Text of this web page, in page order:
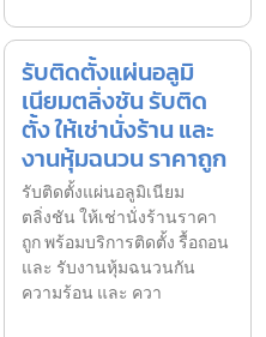
รับติดตั้งแผ่นอลูมิ
เนียมตลิ่งชัน รับติด
ตั้ง ให้เช่านั่งร้าน และ
งานหุ้มฉนวน ราคาถูก
รับติดตั้งแผ่นอลูมิเนียม
ตลิ่งชัน ให้เช่านั่งร้านราคา
ถูก พร้อมบริการติดตั้ง รื้อถอน
และ รับงานหุ้มฉนวนกัน
ความร้อน และ ควา